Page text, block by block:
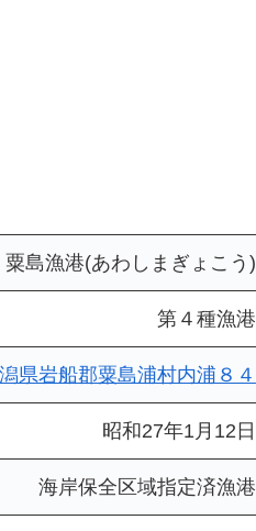
粟島漁港(あわしまぎょこう)
第４種漁港
県岩船郡粟島浦村内浦８４
昭和27年1月12日
海岸保全区域指定済漁港